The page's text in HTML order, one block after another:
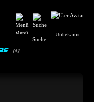
Menü...
Suche...
Unbekannt
(1)